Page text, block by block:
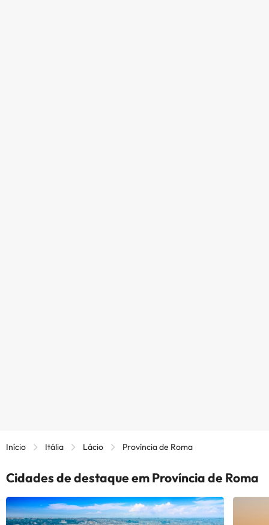
Início Itália Lácio Província de Roma
Cidades de destaque em Província de Roma